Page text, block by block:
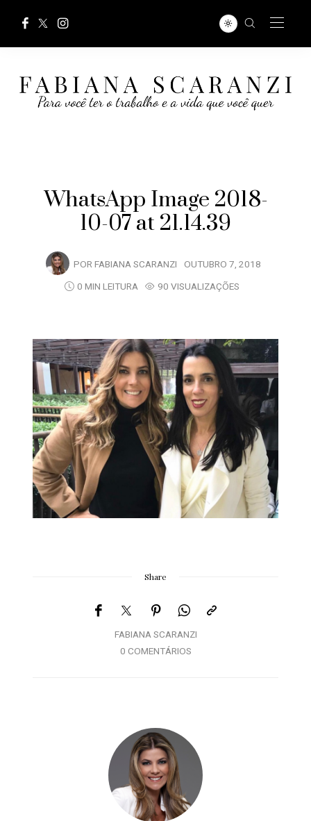
WhatsApp Image 2018-
10-07 at 21.14.39
POR FABIANA SCARANZI OUTUBRO 7, 2018
0 MIN LEITURA
90 VISUALIZAÇÕES
Share
FABIANA SCARANZI
0 COMENTÁRIOS